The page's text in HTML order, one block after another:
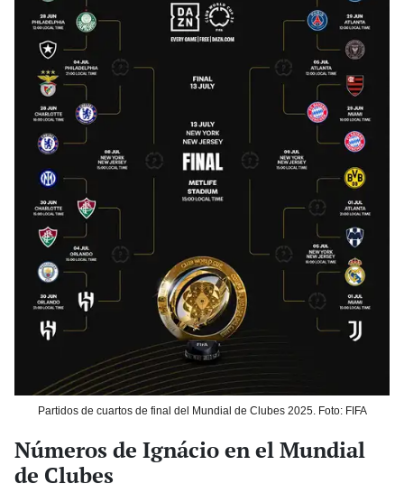
Partidos de cuartos de final del Mundial de Clubes 2025. Foto: FIFA
Números de Ignácio en el Mundial
de Clubes